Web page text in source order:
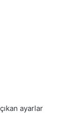
ayarlar